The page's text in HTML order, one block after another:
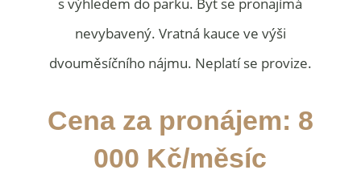
nevybavený. Vratná kauce ve výši
dvouměsíčního nájmu. Neplatí se provize.
Cena za pronájem: 8
000 Kč/měsíc